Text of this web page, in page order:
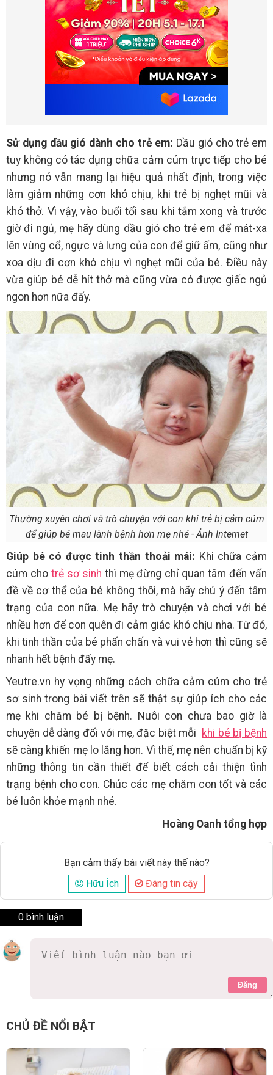
Sử dụng dầu gió dành cho trẻ em: Dầu gió cho trẻ em
tuy không có tác dụng chữa cảm cúm trực tiếp cho bé
nhưng nó vẫn mang lại hiệu quả nhất định, trong việc
làm giảm những cơn khó chịu, khi trẻ bị nghẹt mũi và
khó thở. Vì vậy, vào buổi tối sau khi tắm xong và trước
giờ đi ngủ, mẹ hãy dùng dầu gió cho trẻ em để mát-xa
lên vùng cổ, ngực và lưng của con để giữ ấm, cũng như
xoa dịu đi cơn khó chịu vì nghẹt mũi của bé. Điều này
vừa giúp bé dễ hít thở mà cũng vừa có được giấc ngủ
ngon hơn nữa đấy.
Thường xuyên chơi và trò chuyện với con khi trẻ bị cảm cúm
để giúp bé mau lành bệnh hơn mẹ nhé - Ảnh Internet
Giúp bé có được tinh thần thoải mái: Khi chữa cảm
cúm cho trẻ sơ sinh thì mẹ đừng chỉ quan tâm đến vấn
đề về cơ thể của bé không thôi, mà hãy chú ý đến tâm
trạng của con nữa. Mẹ hãy trò chuyện và chơi với bé
nhiều hơn để con quên đi cảm giác khó chịu nha. Từ đó,
khi tinh thần của bé phấn chấn và vui vẻ hơn thì cũng sẽ
nhanh hết bệnh đấy mẹ.
Yeutre.vn hy vọng những cách chữa cảm cúm cho trẻ
sơ sinh trong bài viết trên sẽ thật sự giúp ích cho các
mẹ khi chăm bé bị bệnh. Nuôi con chưa bao giờ là
chuyện dễ dàng đối với mẹ, đặc biệt mỗi khi bé bị bệnh
sẽ càng khiến mẹ lo lắng hơn. Vì thế, mẹ nên chuẩn bị kỹ
những thông tin cần thiết để biết cách cải thiện tình
trạng bệnh cho con. Chúc các mẹ chăm con tốt và các
bé luôn khỏe mạnh nhé.
Hoàng Oanh tổng hợp
Bạn cảm thấy bài viết này thế nào?
Hữu Ích
Đáng tin cậy
0 bình luận
Đăng
CHỦ ĐỀ NỔI BẬT